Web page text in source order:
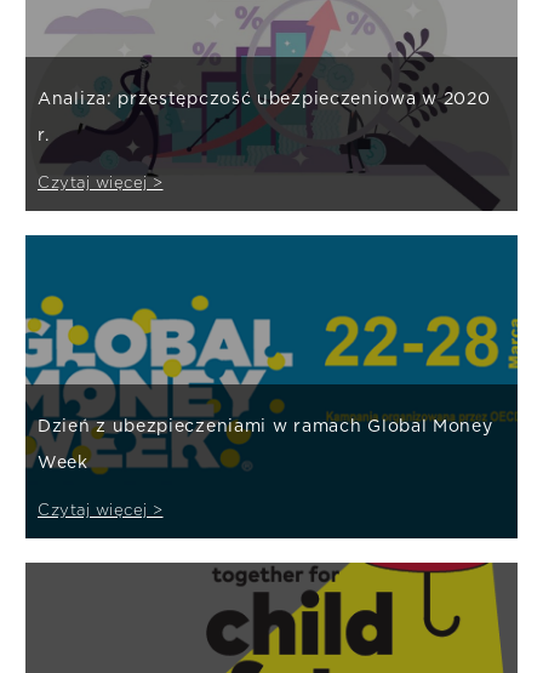
Analiza: przestępczość ubezpieczeniowa w 2020
r.
Czytaj więcej >
Dzień z ubezpieczeniami w ramach Global Money
Week
Czytaj więcej >